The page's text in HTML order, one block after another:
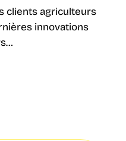
clients agriculteurs
innovations